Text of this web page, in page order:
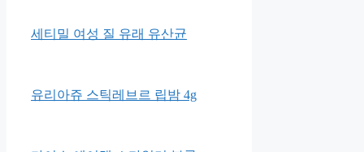
세티밀 여성 질 유래 유산균
유리아쥬 스틱레브르 립밤 4g